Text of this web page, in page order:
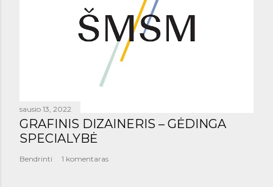
sausio 13, 2022
GRAFINIS DIZAINERIS – GĖDINGA
SPECIALYBĖ
Bendrinti 1 komentaras